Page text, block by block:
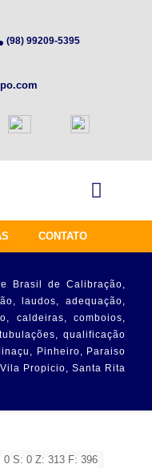
(98) 99209-5395
CONTATO
Brasil de Calibração,
laudos, adequação,
caldeiras, comboios,
qualificação
Pinheiro, Paraiso
Propicio, Santa Rita
0 S: 0 Z: 313 F: 396